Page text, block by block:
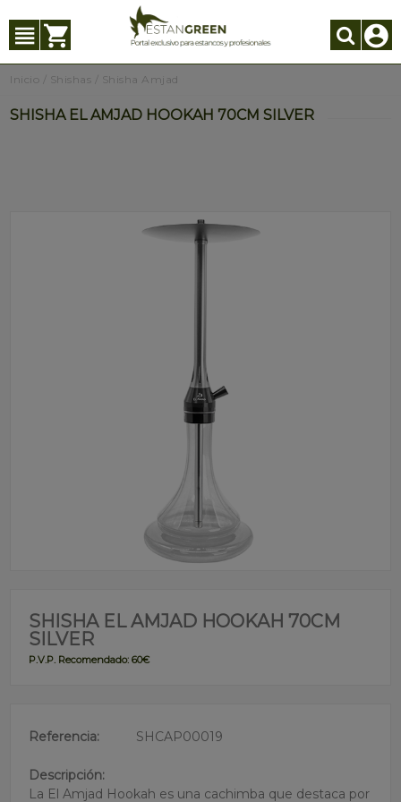
Inicio Shishas Shisha Amjad
SHISHA EL AMJAD HOOKAH 70CM SILVER
SHISHA EL AMJAD HOOKAH 70CM
SILVER
P.V.P. Recomendado: 60€
Referencia: SHCAP00019
Descripción:
La El Amjad Hookah es una cachimba que destaca por